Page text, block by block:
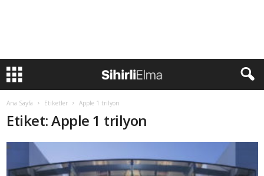
Ana Sayfa Etiketler Apple 1 trilyon
Etiket: Apple 1 trilyon